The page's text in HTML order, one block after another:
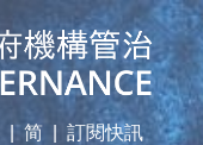
| 简 訂閱快訊